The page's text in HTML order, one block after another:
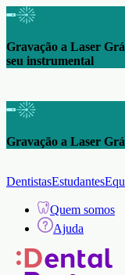
Gravação a Laser
seu instrumental
Gravação a Laser
DentistasEstudantes
Quem somos
Ajuda